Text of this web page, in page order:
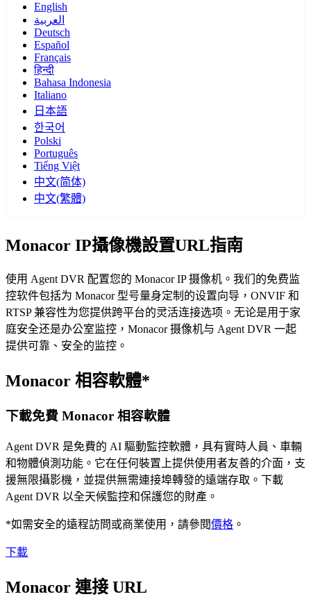
English
العربية
Deutsch
Español
Français
हिन्दी
Bahasa Indonesia
Italiano
日本語
한국어
Polski
Português
Tiếng Việt
中文(简体)
中文(繁體)
Monacor IP攝像機設置URL指南
使用 Agent DVR 配置您的 Monacor IP 摄像机。我们的免费监
控软件包括为 Monacor 型号量身定制的设置向导，ONVIF 和
RTSP 兼容性为您提供跨平台的灵活连接选项。无论是用于家
庭安全还是办公室监控，Monacor 摄像机与 Agent DVR 一起
提供可靠、安全的监控。
Monacor 相容軟體*
下載免費 Monacor 相容軟體
Agent DVR 是免費的 AI 驅動監控軟體，具有實時人員、車輛
和物體偵測功能。它在任何裝置上提供使用者友善的介面，支
援無限攝影機，並提供無需連接埠轉發的遠端存取。下載
Agent DVR 以全天候監控和保護您的財產。
*如需安全的遠程訪問或商業使用，請參閱價格 。
下載
Monacor 連接 URL